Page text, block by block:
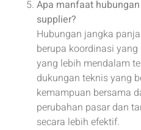
Apa manfaat
supplier?
Hubungan jangka
berupa koordinasi
yang lebih mendalam
dukungan teknis yang
kemampuan bersama
perubahan pasar dan
secara lebih efektif.